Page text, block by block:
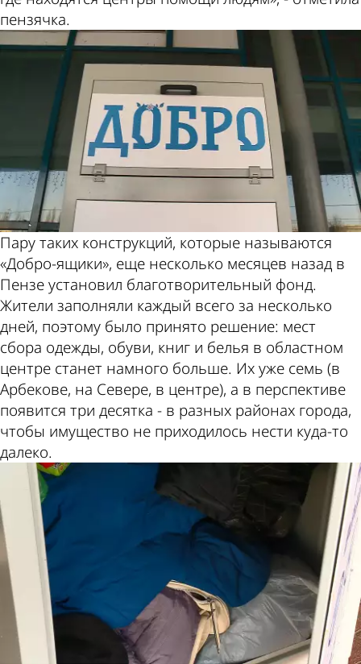
пензячка.
Пару таких конструкций, которые называются
«Добро-ящики», еще несколько месяцев назад в
Пензе установил благотворительный фонд.
Жители заполняли каждый всего за несколько
дней, поэтому было принято решение: мест
сбора одежды, обуви, книг и белья в областном
центре станет намного больше. Их уже семь (в
Арбекове, на Севере, в центре), а в перспективе
появится три десятка - в разных районах города,
чтобы имущество не приходилось нести куда-то
далеко.